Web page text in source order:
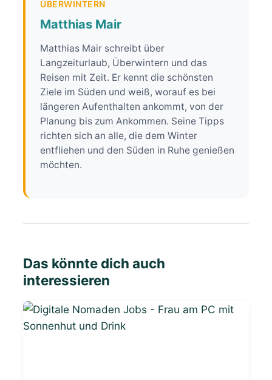
ÜBERWINTERN
Matthias Mair
Matthias Mair schreibt über
Langzeiturlaub, Überwintern und das
Reisen mit Zeit. Er kennt die schönsten
Ziele im Süden und weiß, worauf es bei
längeren Aufenthalten ankommt, von der
Planung bis zum Ankommen. Seine Tipps
richten sich an alle, die dem Winter
entfliehen und den Süden in Ruhe genießen
möchten.
Das könnte dich auch
interessieren